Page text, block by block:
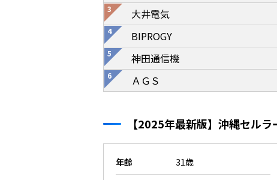
大井電気
BIPROGY
神田通信機
ＡＧＳ
【2025年最新版】沖縄セル
年齢 31歳